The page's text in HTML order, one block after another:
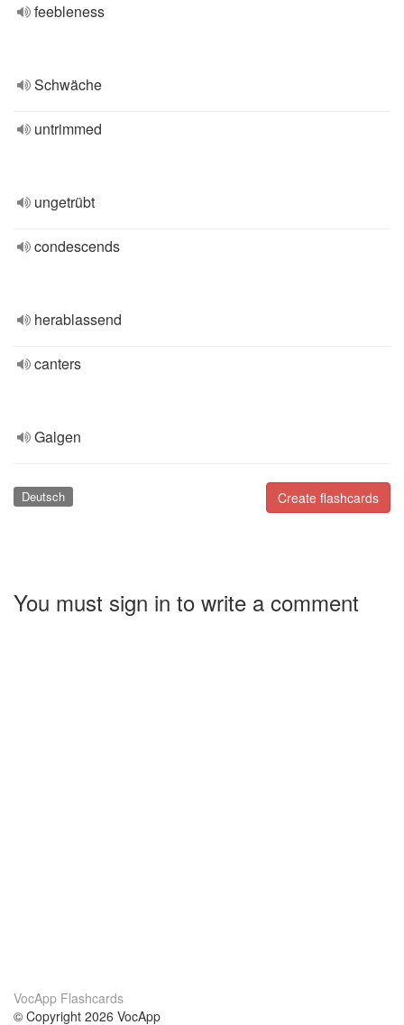
feebleness
Schwäche
untrimmed
ungetrübt
condescends
herablassend
canters
Galgen
Create flashcards
Deutsch
You must sign in to write a comment
VocApp Flashcards
© Copyright 2026 VocApp